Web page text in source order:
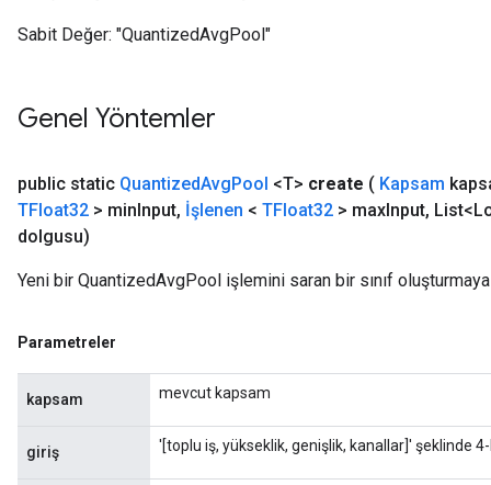
Sabit Değer: "QuantizedAvgPool"
Genel Yöntemler
public static QuantizedAvgPool <T> create ( Kapsam
TFloat32 > minInput, İşlenen < TFloat32 > maxInput,
dolgusu)
Yeni bir QuantizedAvgPool işlemini saran bir sınıf
Parametreler
kapsam mevcut kapsam
giriş '[toplu iş, yükseklik, genişlik, kanallar]' şeklinde 4-